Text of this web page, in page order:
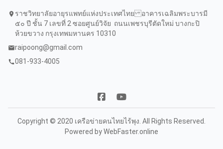
location_on ราชวิทยาลัยอายุรแพทย์แห่งประเทศไทย อาคารเฉลิมพระบารมี
๕๐ ปี ชั้น 7 เลขที่ 2 ซอยศูนย์วิจัย ถนนเพชรบุรีตัดใหม่ บางกะปิ
ห้วยขวาง กรุงเทพมหานคร 10310
mailraipoong@gmail.com
call081-933-4005
Copyright © 2020 เครือข่ายคนไทยไร้พุง. All Rights Reserved.
Powered byWebFaster.online